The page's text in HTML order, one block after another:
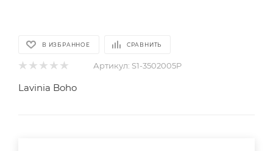
В ИЗБРАННОЕ СРАВНИТЬ
Артикул: S1-3502005P
Lavinia Boho